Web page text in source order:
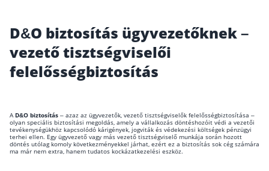
Kapcsolat
Bejelentkezés
Biztosítási hírek
D&O biztosítás ügyvezetőknek –
vezető tisztségviselői
felelősségbiztosítás
A D&O biztosítás – azaz az ügyvezetők, vezető tisztségviselők felelősségbiztosítása –
olyan speciális biztosítási megoldás, amely a vállalkozás döntéshozóit védi a vezetői
tevékenységükhöz kapcsolódó kárigények, jogviták és védekezési költségek pénzügyi
terhei ellen. Egy ügyvezető vagy más vezető tisztségviselő munkája során hozott
döntés utólag komoly következményekkel járhat, ezért ez a biztosítás sok cég számára
ma már nem extra, hanem tudatos kockázatkezelési eszköz.